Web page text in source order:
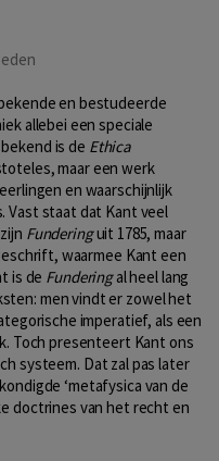
en bestudeerde
allebei een speciale
is de Ethica
maar een werk
en waarschijnlijk
Vast staat dat Kant veel
Funderinguit 1785, maar
waarmee Kant een
is de Funderingal heel lang
men vindt er zowel het
imperatief, als een
Toch presenteert Kant ons
systeem. Dat zal pas later
‘metafysica van de
doctrines van het recht en